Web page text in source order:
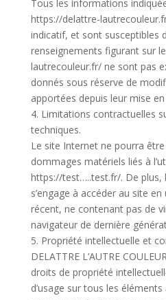
Tous les informations
https://delattre-
indicatif, et sont susceptibles
renseignements figurant sur
lautrecouleur.fr/ ne sont pas
donnés sous réserve de
apportées depuis leur mise en
4. Limitations contractuelles
techniques.
Le site Internet ne pourra
dommages matériels liés à
https://test…..test.fr/. De plus,
s’engage à accéder au site
récent, ne contenant pas de
navigateur de dernière
5. Propriété intellectuelle et
DELATTRE L’AUTRE
droits de propriété
d’usage sur tous les